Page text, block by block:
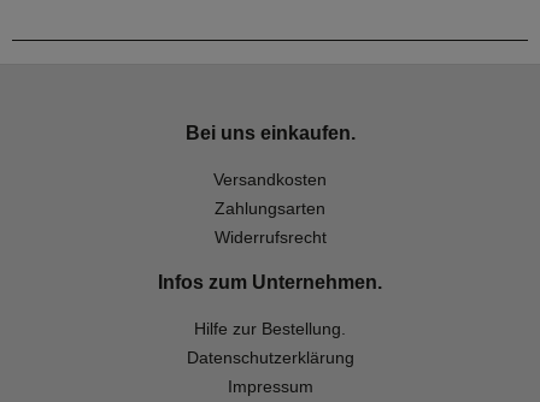
Bei uns einkaufen.
Versandkosten
Zahlungsarten
Widerrufsrecht
Infos zum Unternehmen.
Hilfe zur Bestellung.
Datenschutzerklärung
Impressum